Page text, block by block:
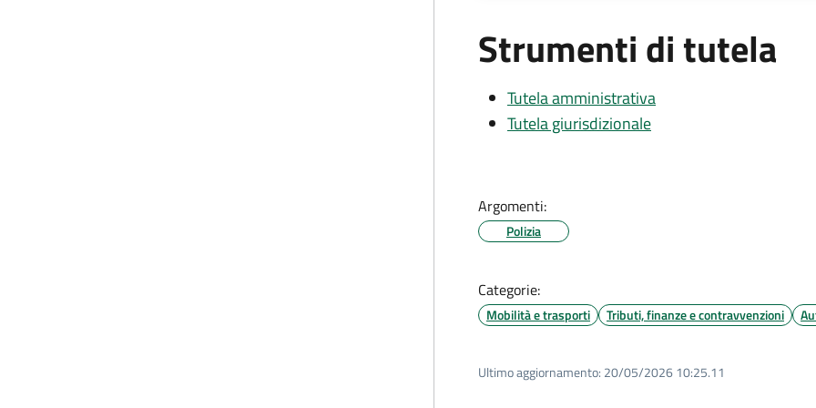
Strumenti di tutela
Tutela amministrativa
Tutela giurisdizionale
Argomenti:
Polizia
Categorie:
Mobilità e trasporti Tributi, finanze e contravvenzioni
Ultimo aggiornamento: 20/05/2026 10:25.11